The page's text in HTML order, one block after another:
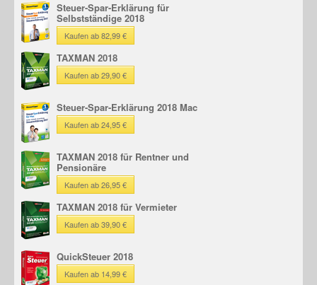
Steuer-Spar-Erklärung für
Selbstständige 2018
Kaufen ab 82,99 €
TAXMAN 2018
Kaufen ab 29,90 €
Steuer-Spar-Erklärung 2018 Mac
Kaufen ab 24,95 €
TAXMAN 2018 für Rentner und
Pensionäre
Kaufen ab 26,95 €
TAXMAN 2018 für Vermieter
Kaufen ab 39,90 €
QuickSteuer 2018
Kaufen ab 14,99 €